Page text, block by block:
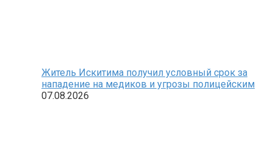
Житель Искитима получил условный срок за
нападение на медиков и угрозы полицейским
07.08.2026